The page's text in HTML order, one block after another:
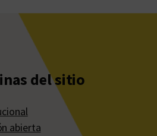
del sitio
abierta